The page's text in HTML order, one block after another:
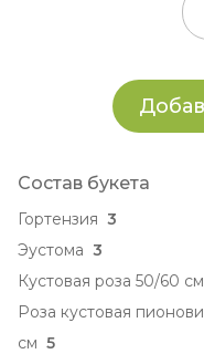
Состав букета
Гортензия 3
Эустома 3
Кустовая роза 50/60 см
Роза кустовая
см 5